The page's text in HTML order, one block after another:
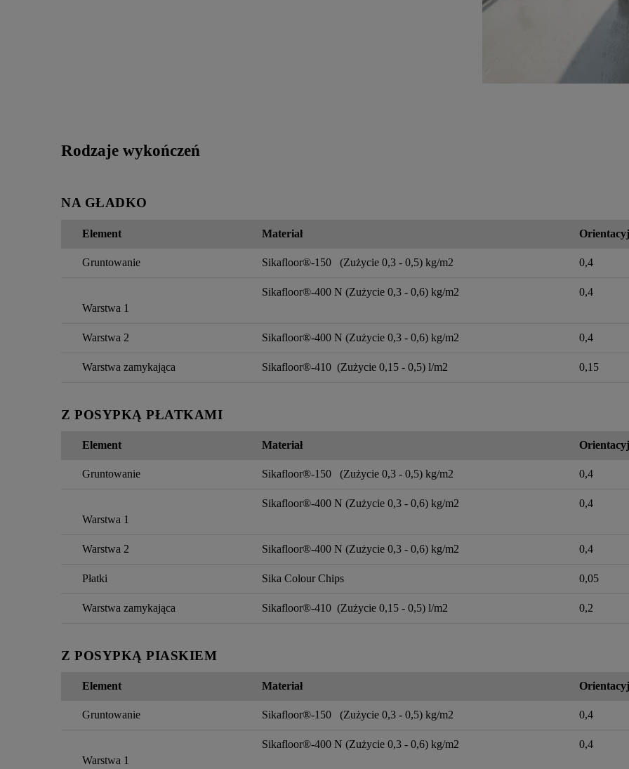
Rodzaje wykończeń
NA GŁADKO
Element Materiał
Gruntowanie Sikafloor®-150 (Zużycie 0,3 - 0,5) kg/m2 0,4
Warstwa 1
Sikafloor®-400 N (Zużycie 0,3 - 0,6) kg/m2 0,4
Warstwa 2 Sikafloor®-400 N (Zużycie 0,3 - 0,6) kg/m2 0,4
Warstwa zamykająca Sikafloor®-410 (Zużycie 0,15 - 0,5) l/m2 0,15
Z POSYPKĄ PŁATKAMI
Element Materiał
Gruntowanie Sikafloor®-150 (Zużycie 0,3 - 0,5) kg/m2 0,4
Warstwa 1
Sikafloor®-400 N (Zużycie 0,3 - 0,6) kg/m2 0,4
Warstwa 2 Sikafloor®-400 N (Zużycie 0,3 - 0,6) kg/m2 0,4
Płatki Sika Colour Chips 0,05
Warstwa zamykająca Sikafloor®-410 (Zużycie 0,15 - 0,5) l/m2 0,2
Z POSYPKĄ PIASKIEM
Element Materiał
Gruntowanie Sikafloor®-150 (Zużycie 0,3 - 0,5) kg/m2 0,4
Warstwa 1
Sikafloor®-400 N (Zużycie 0,3 - 0,6) kg/m2 0,4